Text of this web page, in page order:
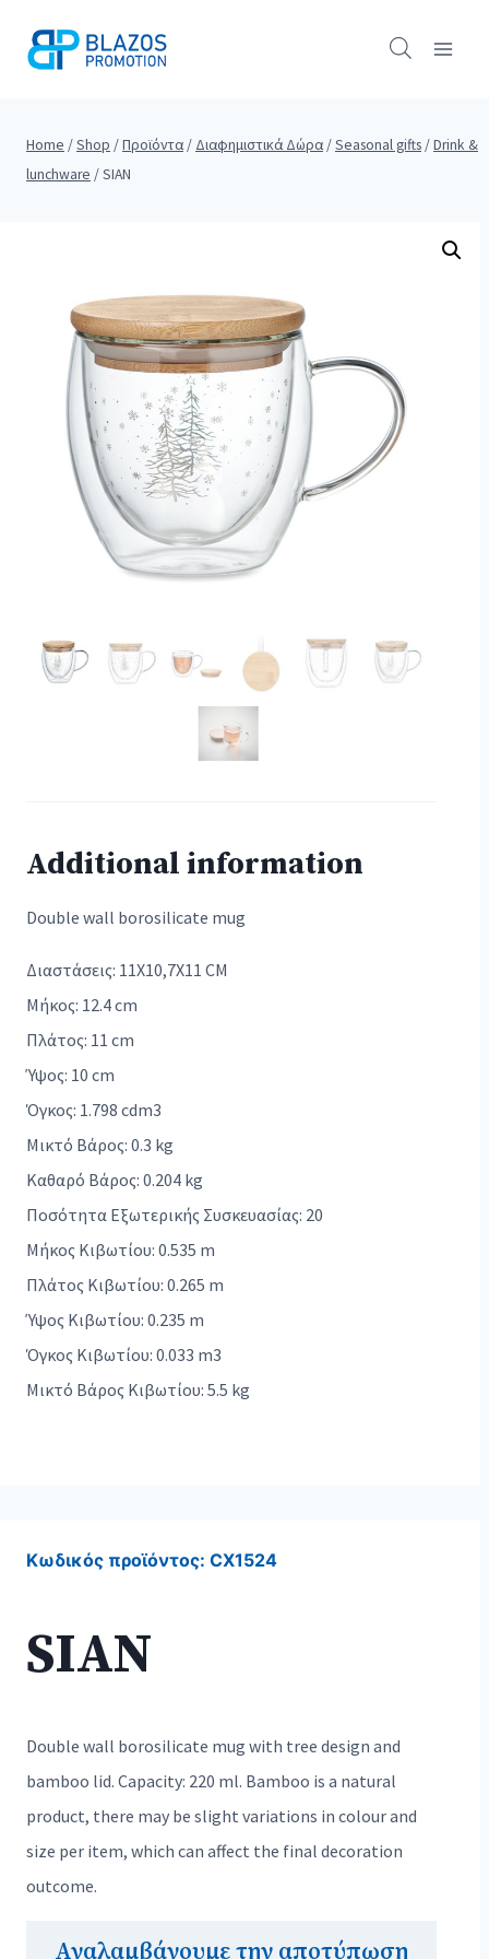
Home /Shop /Προϊόντα / Διαφημιστικά Δώρα /Seasonal gifts /Drink &
lunchware /SIAN
Additional information
Double wall borosilicate mug
Διαστάσεις: 11X10,7X11 CM
Μήκος: 12.4 cm
Πλάτος: 11 cm
Ύψος: 10 cm
Όγκος: 1.798 cdm3
Μικτό Βάρος: 0.3 kg
Καθαρό Βάρος: 0.204 kg
Ποσότητα Εξωτερικής Συσκευασίας: 20
Μήκος Κιβωτίου: 0.535 m
Πλάτος Κιβωτίου: 0.265 m
Ύψος Κιβωτίου: 0.235 m
Όγκος Κιβωτίου: 0.033 m3
Μικτό Βάρος Κιβωτίου: 5.5 kg
Κωδικός προϊόντος: CX1524
SIAN
Double wall borosilicate mug with tree design and
bamboo lid. Capacity: 220 ml. Bamboo is a natural
product, there may be slight variations in colour and
size per item, which can affect the final decoration
outcome.
Αναλαμβάνουμε την αποτύπωση